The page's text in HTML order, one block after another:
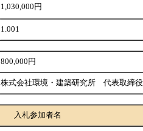
1,030,000円
1.001
800,000円
株式会社環境・建築研究所 代表取締
入札参加者名